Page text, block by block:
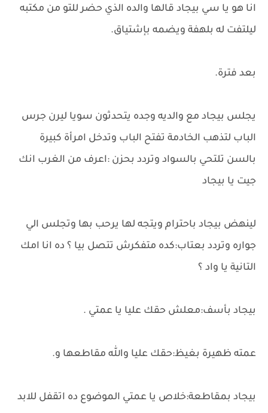
انا هو يا سي بيجاد قالها والده الذي حضر للتو من مكتبه
ليلتفت له بلهفة ويضمه بإشتياق.
بعد فترة.
يجلس بيجاد مع والديه وجده يتحدثون سويا ليرن جرس
الباب لتذهب الخادمة تفتح الباب وتدخل امرأة كبيرة
بالسن تلتحي بالسواد وتردد بحزن :اعرف من الغرب انك
جيت يا بيجاد
لينهض بيجاد باحترام ويتجه لها يرحب بها وتجلس الي
جواره وتردد بعتاب:كده متفكرش تتصل بيا ؟ ده انا امك
التانية يا واد ؟
بيجاد بأسف:معلش حقك عليا يا عمتي .
عمته ظهيرة بغيظ:حقك عليا والله مقاطعها و.
بيجاد بمقاطعة:خلاص يا عمتي الموضوع ده اتقفل للابد